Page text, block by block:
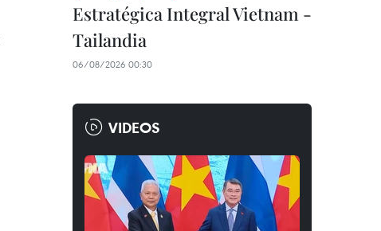
Estratégica Integral Vietnam -
Tailandia
06/08/2026 00:30
VIDEOS